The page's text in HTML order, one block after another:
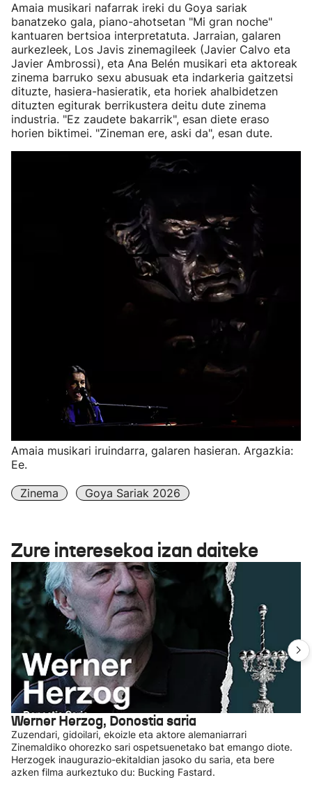
Amaia musikari nafarrak ireki du Goya sariak
banatzeko gala, piano-ahotsetan "Mi gran noche"
kantuaren bertsioa interpretatuta. Jarraian, galaren
aurkezleek, Los Javis zinemagileek (Javier Calvo eta
Javier Ambrossi), eta Ana Belén musikari eta aktoreak
zinema barruko sexu abusuak eta indarkeria gaitzetsi
dituzte, hasiera-hasieratik, eta horiek ahalbidetzen
dituzten egiturak berrikustera deitu dute zinema
industria. "Ez zaudete bakarrik", esan diete eraso
horien biktimei. "Zineman ere, aski da", esan dute.
Amaia musikari iruindarra, galaren hasieran. Argazkia:
Ee.
Zinema Goya Sariak 2026
Zure interesekoa izan daiteke
Werner Herzog, Donostia saria
Zuzendari, gidoilari, ekoizle eta aktore alemaniarrari
Zinemaldiko ohorezko sari ospetsuenetako bat emango diote.
Herzogek inaugurazio-ekitaldian jasoko du saria, eta bere
azken filma aurkeztuko du: Bucking Fastard.